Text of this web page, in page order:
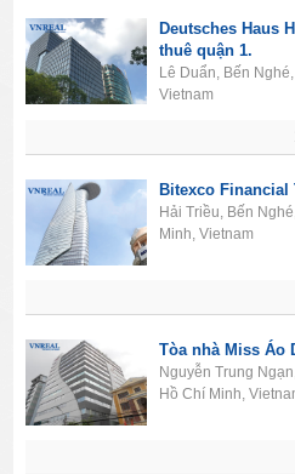
Deutsches Haus
thuê quận 1.
Lê Duẩn, Bến
Vietnam
Bitexco Financial
Hải Triều, Bến
Minh, Vietnam
Tòa nhà Miss Áo
Nguyễn Trung
Hồ Chí Minh,